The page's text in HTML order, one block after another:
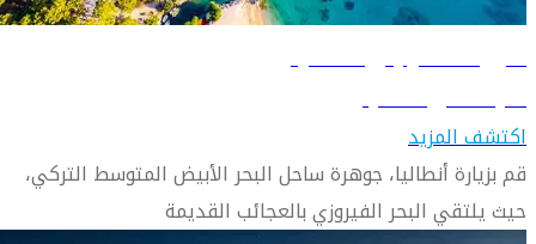
دليل السفر إلى أنطاليا
تعرّف على أنطاليا
اكتشف المزيد
قم بزيارة أنطاليا، جوهرة ساحل البحر الأبيض المتوسط ​​التركي،
حيث يلتقي البحر الفيروزي بالعجائب القديمة